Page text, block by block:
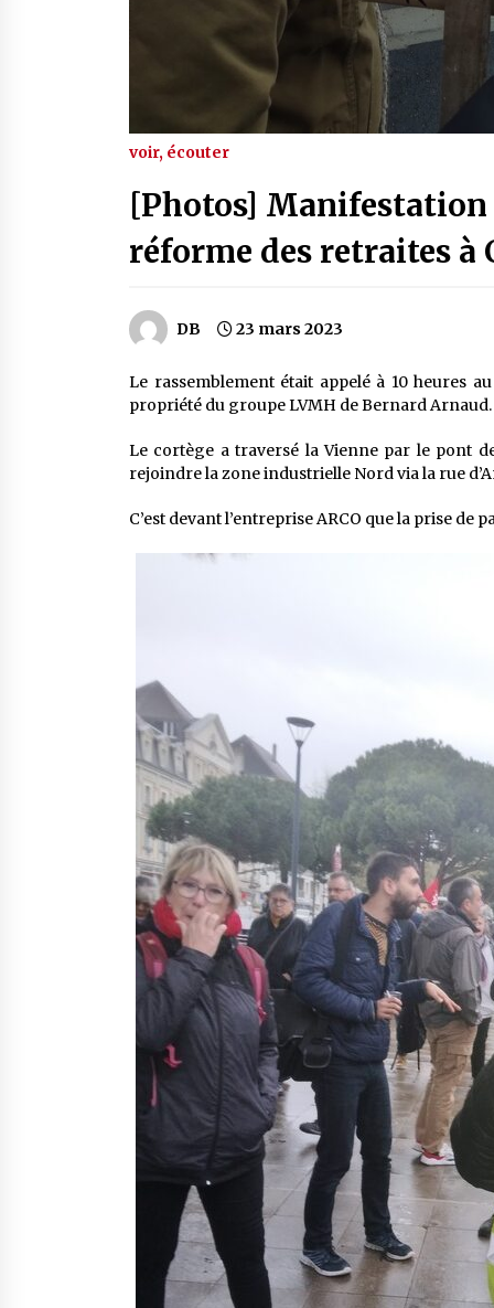
voir, écouter
[Photos] Manifestation
réforme des retraites à
DB 23 mars 2023
Le rassemblement était appelé à 10 heures
propriété du groupe LVMH de Bernard Arnaud.
Le cortège a traversé la Vienne par le pont
rejoindre la zone industrielle Nord via la rue
C’est devant l’entreprise ARCO que la prise